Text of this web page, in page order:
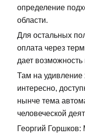
определение
области.
Для остальных
оплата через
дает возможность
Там на
интересно,
нынче тема
человеческой
Георгий